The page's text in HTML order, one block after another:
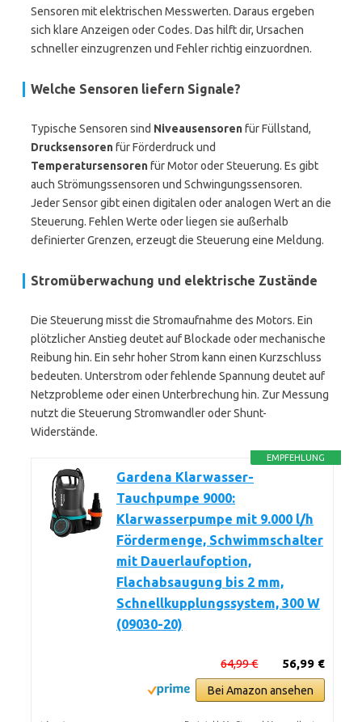
Sensoren mit elektrischen Messwerten. Daraus ergeben
sich klare Anzeigen oder Codes. Das hilft dir, Ursachen
schneller einzugrenzen und Fehler richtig einzuordnen.
Welche Sensoren liefern Signale?
Typische Sensoren sind Niveausensorenfür Füllstand,
Drucksensorenfür Förderdruck und
Temperatursensorenfür Motor oder Steuerung. Es gibt
auch Strömungssensoren und Schwingungssensoren.
Jeder Sensor gibt einen digitalen oder analogen Wert an die
Steuerung. Fehlen Werte oder liegen sie außerhalb
definierter Grenzen, erzeugt die Steuerung eine Meldung.
Stromüberwachung und elektrische Zustände
Die Steuerung misst die Stromaufnahme des Motors. Ein
plötzlicher Anstieg deutet auf Blockade oder mechanische
Reibung hin. Ein sehr hoher Strom kann einen Kurzschluss
bedeuten. Unterstrom oder fehlende Spannung deutet auf
Netzprobleme oder einen Unterbrechung hin. Zur Messung
nutzt die Steuerung Stromwandler oder Shunt-
Widerstände.
EMPFEHLUNG
Gardena Klarwasser-
Tauchpumpe 9000:
Klarwasserpumpe mit 9.000 l/h
Fördermenge, Schwimmschalter
mit Dauerlaufoption,
Flachabsaugung bis 2 mm,
Schnellkupplungssystem, 300 W
(09030-20)
56,99 €
64,99 €
Bei Amazon ansehen